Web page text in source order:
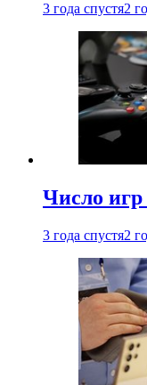
3 года спустя2
Число игр
3 года спустя2